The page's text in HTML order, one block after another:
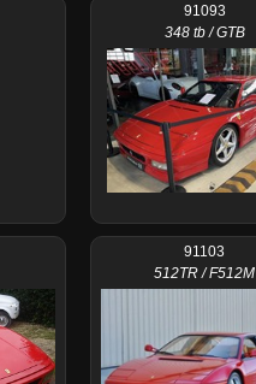
91093
348 tb / GTB
91103
512TR / F512M